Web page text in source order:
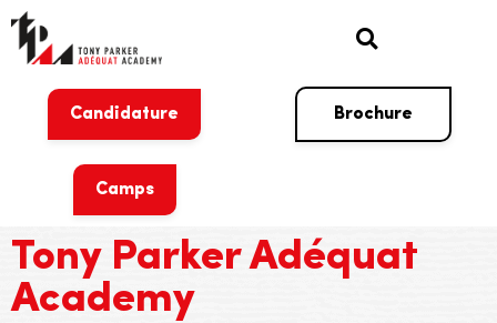
Candidature Brochure
Camps
Tony Parker Adéquat
Academy